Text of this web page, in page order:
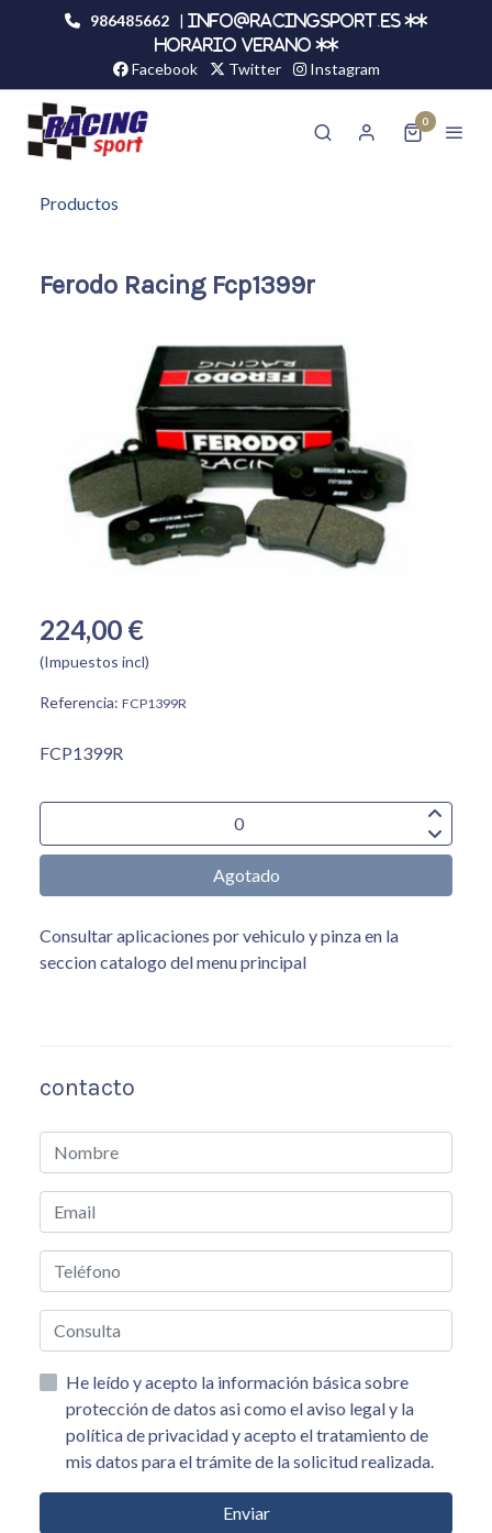
986485662 |
info@racingsport.es **
HORARIO VERANO **
Facebook Twitter Instagram
0
Productos
Ferodo Racing Fcp1399r
224,00 €
(Impuestos incl)
Referencia: FCP1399R
FCP1399R
Agotado
Consultar aplicaciones por vehiculo y pinza en la
seccion catalogo del menu principal
contacto
He leído y acepto la información básica sobre
protección de datos asi como el aviso legal y la
política de privacidad y acepto el tratamiento de
mis datos para el trámite de la solicitud realizada.
Enviar